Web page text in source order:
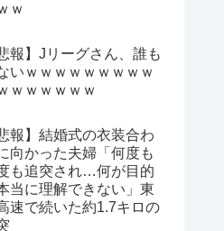
ｗ
報】Jリーグさん、誰も
いｗｗｗｗｗｗｗｗｗ
ｗｗｗｗｗｗ
報】結婚式の衣装合わ
向かった夫婦「何度も
も追突され…何が目的
当に理解できない」東
速で続いた約1.7キロの